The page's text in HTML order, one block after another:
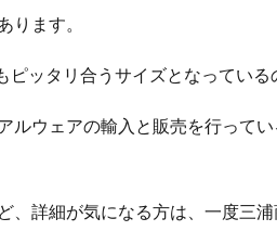
ります。
ッタリ合うサイズとなっている
ウェアの輸入と販売を行ってい
、詳細が気になる方は、一度三